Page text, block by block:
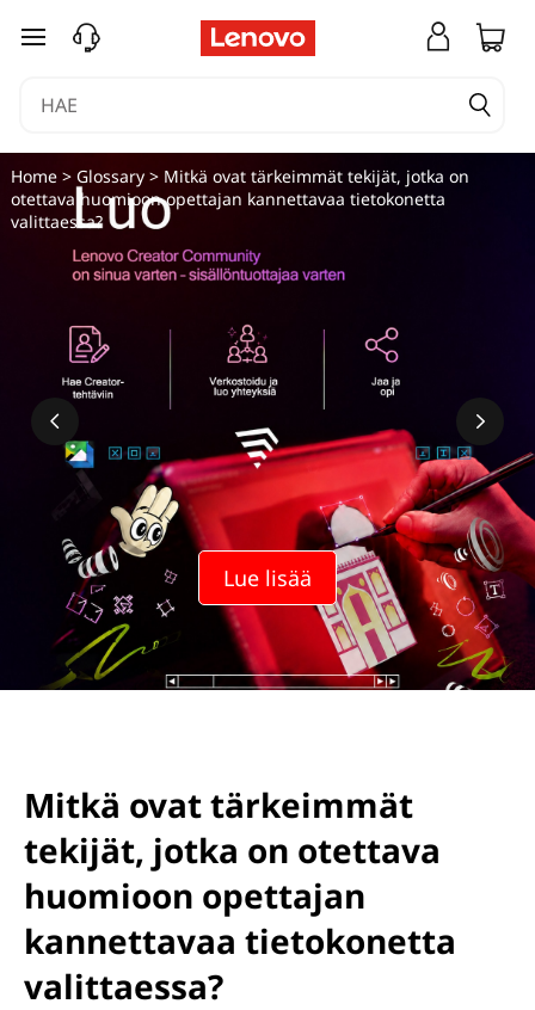
K
n
e
e
siirry pääsisältöön
Lue lisää
Home> Glossary> Mitkä ovat tärkeimmät tekijät, jotka on
otettava huomioon opettajan kannettavaa tietokonetta
valittaessa?
Mitkä ovat tärkeimmät
tekijät, jotka on otettava
huomioon opettajan
kannettavaa tietokonetta
valittaessa?